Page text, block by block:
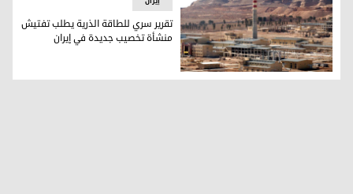
منشأة نووية إيرانية (رويترز- أرشيفية)
تقرير سري للطاقة الذرية يطلب تفتيش
منشأة تخصيب جديدة في إيران